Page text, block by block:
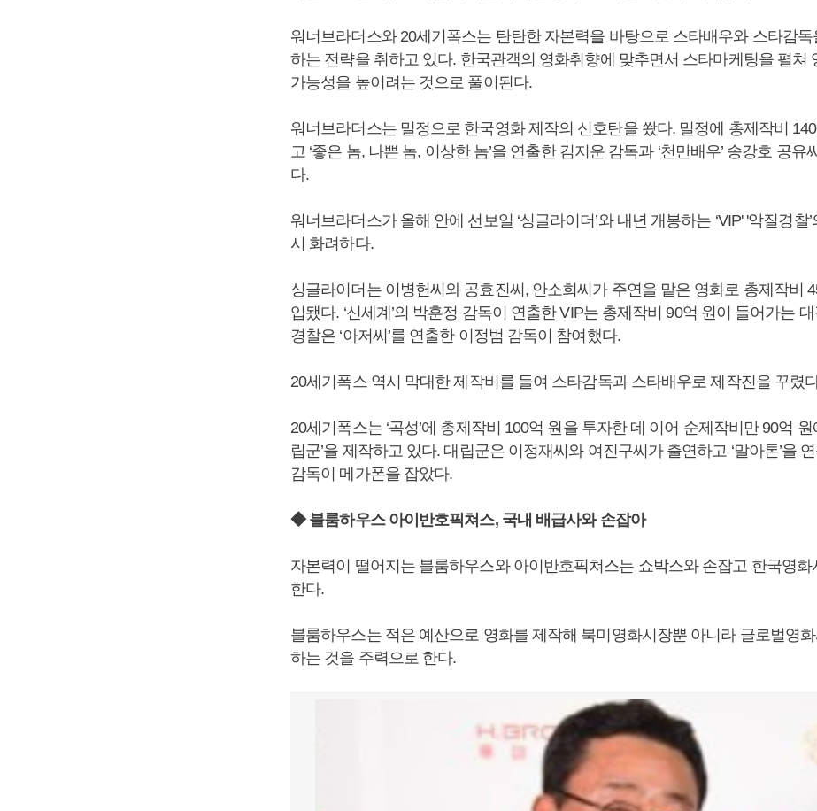
워너브라더스와 20세기폭스는 탄탄한 자본력을 바탕으로 스타배우와 스타감
하는 전략을 취하고 있다. 한국관객의 영화취향에 맞추면서 스타마케팅을 펼쳐
가능성을 높이려는 것으로 풀이된다.
워너브라더스는 밀정으로 한국영화 제작의 신호탄을 쐈다. 밀정에 총제작비
고 ‘좋은 놈, 나쁜 놈, 이상한 놈’을 연출한 김지운 감독과 ‘천만배우’ 송강호 공유
다.
워너브라더스가 올해 안에 선보일 ‘싱글라이더’와 내년 개봉하는 ‘VIP' '악질경찰
시 화려하다.
싱글라이더는 이병헌씨와 공효진씨, 안소희씨가 주연을 맡은 영화로 총제작비
입됐다. ‘신세계’의 박훈정 감독이 연출한 VIP는 총제작비 90억 원이 들어가는
경찰은 ‘아저씨’를 연출한 이정범 감독이 참여했다.
20세기폭스 역시 막대한 제작비를 들여 스타감독과 스타배우로 제작진을 꾸렸
20세기폭스는 ‘곡성’에 총제작비 100억 원을 투자한 데 이어 순제작비만 90억 원
립군’을 제작하고 있다. 대립군은 이정재씨와 여진구씨가 출연하고 ‘말아톤’을
감독이 메가폰을 잡았다.
◆ 블룸하우스 아이반호픽쳐스, 국내 배급사와 손잡아
자본력이 떨어지는 블룸하우스와 아이반호픽쳐스는 쇼박스와 손잡고 한국영화
한다.
블룸하우스는 적은 예산으로 영화를 제작해 북미영화시장뿐 아니라 글로벌영
하는 것을 주력으로 한다.